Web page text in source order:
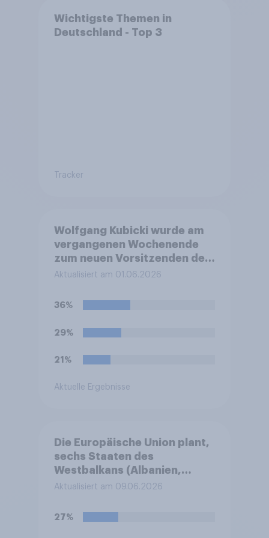
Wichtigste Themen in
Deutschland - Top 3
Tracker
Wolfgang Kubicki wurde am
vergangenen Wochenende
zum neuen Vorsitzenden der
FDP gewählt. Was glauben
eher positiv oder negativ
keinen Effekt haben?
Aktualisiert am 01.06.2026
36%
29%
21%
Aktuelle Ergebnisse
Die Europäische Union plant,
sechs Staaten des
Westbalkans (Albanien,
Bosnien und Herzegowina,
Nordmazedonien und
Aktualisiert am 09.06.2026
27%